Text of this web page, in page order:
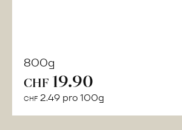
800g
CHF 19.90
CHF 2.49 pro 100g